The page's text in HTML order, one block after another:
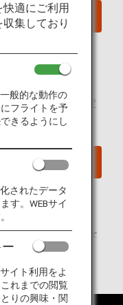
入会する
定変更
こちらから配信設定
て
お客様の個人情報を
快適にご利用
集しており
般的な動作の
フライトを予
きるようにし
されたデータ
す。WEBサイ
イト利用をよ
れまでの閲覧
りの興味・関